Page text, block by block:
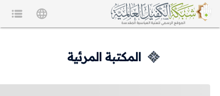
المكتبة المرئية